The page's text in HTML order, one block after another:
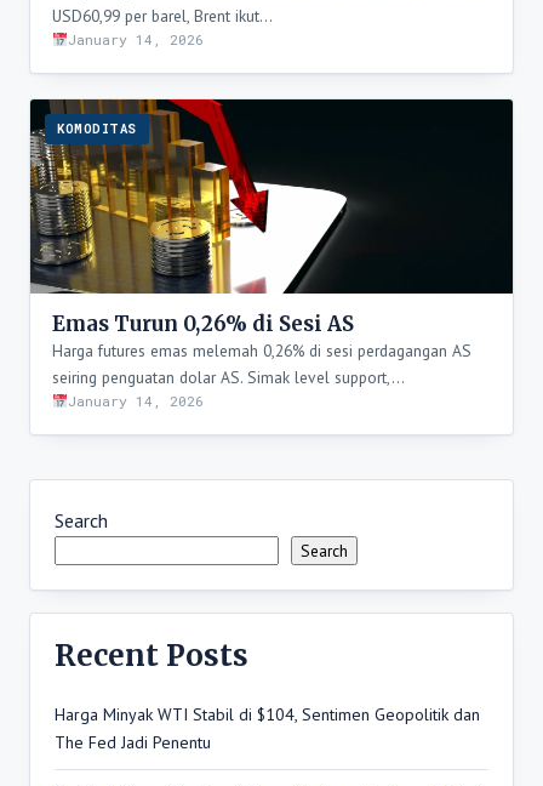
USD60,99 per barel, Brent ikut…
January 14, 2026
KOMODITAS
Emas Turun 0,26% di Sesi AS
Harga futures emas melemah 0,26% di sesi perdagangan AS
seiring penguatan dolar AS. Simak level support,…
January 14, 2026
Search
Search
Recent Posts
Harga Minyak WTI Stabil di $104, Sentimen Geopolitik dan
The Fed Jadi Penentu